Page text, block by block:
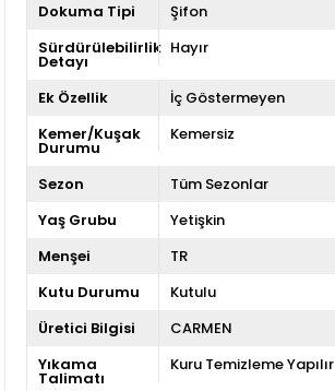
Dokuma Tipi
Şifon
Sürdürülebilirlik
Detayı
Hayır
Ek Özellik
İç Göstermeyen
Kemer/Kuşak
Durumu
Kemersiz
Sezon
Tüm Sezonlar
Yaş Grubu
Yetişkin
Menşei
TR
Kutu Durumu
Kutulu
Üretici Bilgisi
CARMEN
Yıkama
Talimatı
Kuru Temizleme Yapılır